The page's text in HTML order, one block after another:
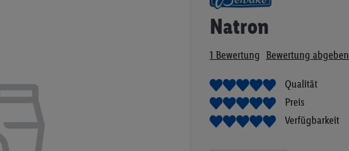
Natron
1 Bewertung Bewertung abgeben
Qualität
Preis
Verfügbarkeit
Anfang
Bildgalerie